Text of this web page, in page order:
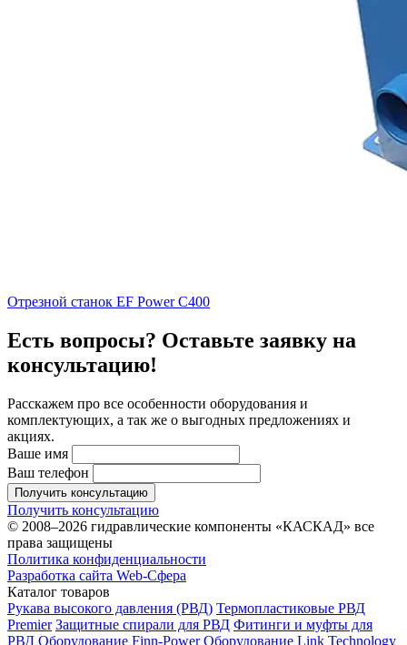
Отрезной станок EF Power C400
Есть вопросы? Оставьте заявку на
консультацию!
Расскажем про все особенности оборудования и
комплектующих, а так же о выгодных предложениях и
акциях.
Ваше имя
Ваш телефон
Получить консультацию
Получить консультацию
© 2008–2026 гидравлические компоненты «КАСКАД» все
права защищены
Политика конфиденциальности
Разработка сайта Web-Сфера
Каталог товаров
Рукава высокого давления (РВД) Термопластиковые РВД
Premier Защитные спирали для РВД Фитинги и муфты для
РВД Оборудование Finn-Power Оборудование Link Technology